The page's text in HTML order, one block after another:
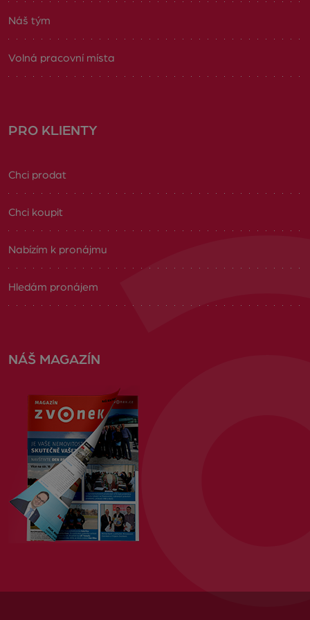
Náš tým
Volná pracovní místa
PRO KLIENTY
Chci prodat
Chci koupit
Nabízím k pronájmu
Hledám pronájem
NÁŠ MAGAZÍN